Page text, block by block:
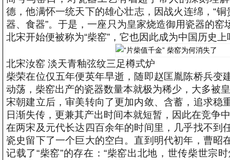
德，他满怀一统天下的雄心壮志，因战火连绵，“
器、食器”。于是，一座只为皇家烧造御用瓷器的
北宋开始便被称为“柴窑”，它也因此成为中国历史
北宋汝窑 淡天青釉弦纹三足樽式炉
柴荣在位仅五年便英年早逝，随即赵匡胤陈桥兵变
动荡，柴窑出产的瓷器数量本就极为稀少，大多被
宋朝建立后，审美转向了更加内敛、含蓄，追求稳
日渐失传，更兼其产出时间本就短暂，因此在竞争
在两宋及元代长达四百余年的时间里，几乎找不到
瓷史留下了一个巨大的空白。直到明代初年，曹昭
记载了“柴窑”的存在：“柴窑出北地，世传柴世宗